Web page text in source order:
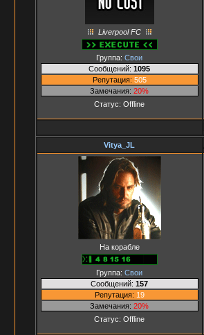
Liverpool FC
Группа: Свои
Сообщений: 1095
Репутация: 505
Замечания: 20%
Статус: Offline
Vitya_JL
На корабле
Группа: Свои
Сообщений: 157
Репутация: 19
Замечания: 20%
Статус: Offline